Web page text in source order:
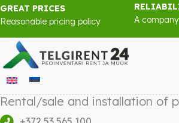
GREAT PRICES
Reasonable pricing policy
A
Rental/sale and installation of